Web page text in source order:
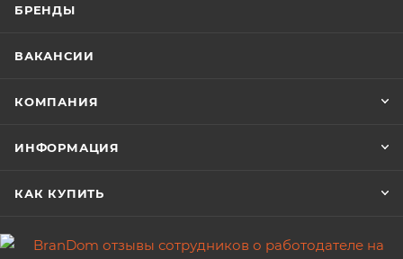
БРЕНДЫ
ВАКАНСИИ
КОМПАНИЯ
ИНФОРМАЦИЯ
КАК КУПИТЬ